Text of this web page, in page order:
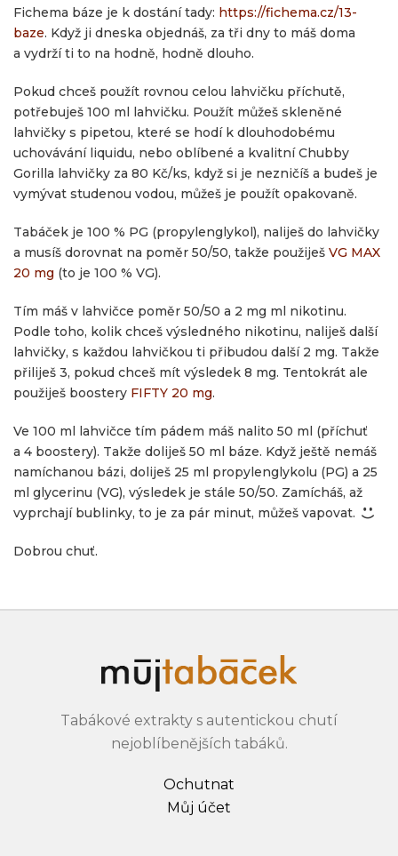
Fichema báze je k dostání tady: https://fichema.cz/13-
baze. Když ji dneska objednáš, za tři dny to máš doma
a vydrží ti to na hodně, hodně dlouho.
Pokud chceš použít rovnou celou lahvičku příchutě,
potřebuješ 100 ml lahvičku. Použít můžeš skleněné
lahvičky s pipetou, které se hodí k dlouhodobému
uchovávání liquidu, nebo oblíbené a kvalitní Chubby
Gorilla lahvičky za 80 Kč/ks, když si je nezničíš a budeš je
vymývat studenou vodou, můžeš je použít opakovaně.
Tabáček je 100 % PG (propylenglykol), naliješ do lahvičky
a musíš dorovnat na poměr 50/50, takže použiješ VG MAX
20 mg (to je 100 % VG).
Tím máš v lahvičce poměr 50/50 a 2 mg ml nikotinu.
Podle toho, kolik chceš výsledného nikotinu, naliješ další
lahvičky, s každou lahvičkou ti přibudou další 2 mg. Takže
přiliješ 3, pokud chceš mít výsledek 8 mg. Tentokrát ale
použiješ boostery FIFTY 20 mg.
Ve 100 ml lahvičce tím pádem máš nalito 50 ml (příchuť
a 4 boostery). Takže doliješ 50 ml báze. Když ještě nemáš
namíchanou bázi, doliješ 25 ml propylenglykolu (PG) a 25
ml glycerinu (VG), výsledek je stále 50/50. Zamícháš, až
vyprchají bublinky, to je za pár minut, můžeš vapovat.
Dobrou chuť.
Tabákové extrakty s autentickou chutí
nejoblíbenějších tabáků.
Ochutnat
Můj účet